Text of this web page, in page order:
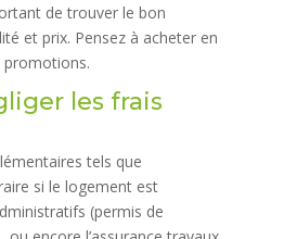
de trouver le bon
et prix. Pensez à acheter en
promotions.
les frais
tels que
si le logement est
(permis de